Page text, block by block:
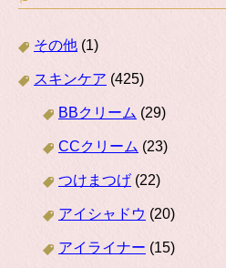
その他 (1)
スキンケア (425)
BBクリーム (29)
CCクリーム (23)
つけまつげ (22)
アイシャドウ (20)
アイライナー (15)